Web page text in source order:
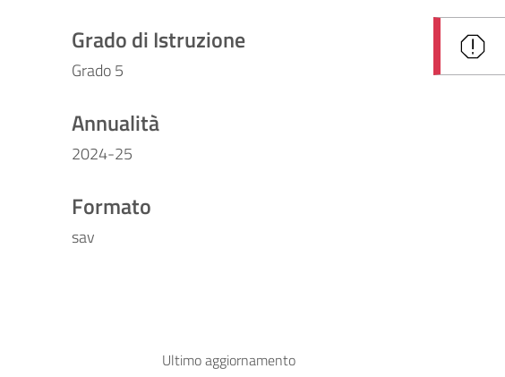
Grado di Istruzione
Grado 5
Annualità
2024-25
Formato
sav
Ultimo aggiornamento